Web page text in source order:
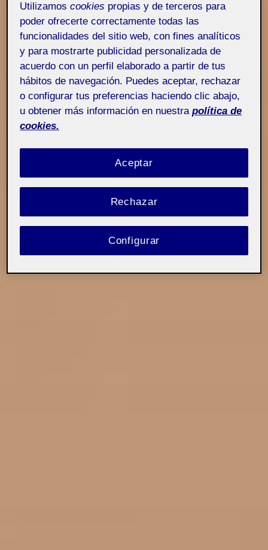
Utilizamoscookies propias y de terceros para
poder ofrecerte correctamente todas las
funcionalidades del sitio web, con fines analíticos
y para mostrarte publicidad personalizada de
acuerdo con un perfil elaborado a partir de tus
hábitos de navegación. Puedes aceptar, rechazar
o configurar tus preferencias haciendo clic abajo,
u obtener más información en nuestra política de
cookies.
Rechazar
Aceptar
Configurar